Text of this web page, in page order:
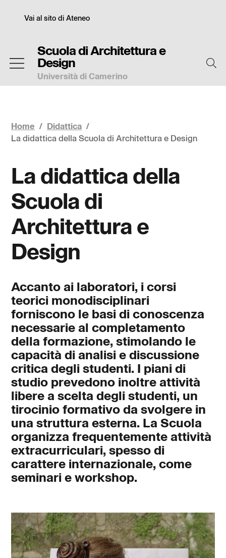
Slim
Vai al sito di Ateneo
Scuola di Architettura e
Design
Università di Camerino
Home / Didattica /
La didattica della Scuola di Architettura e Design
La didattica della
Scuola di
Architettura e
Design
Accanto ai laboratori, i corsi
teorici monodisciplinari
forniscono le basi di conoscenza
necessarie al completamento
della formazione, stimolando le
capacità di analisi e discussione
critica degli studenti. I piani di
studio prevedono inoltre attività
libere a scelta degli studenti, un
tirocinio formativo da svolgere in
una struttura esterna. La Scuola
organizza frequentemente attività
extracurriculari, spesso di
carattere internazionale, come
seminari e workshop.